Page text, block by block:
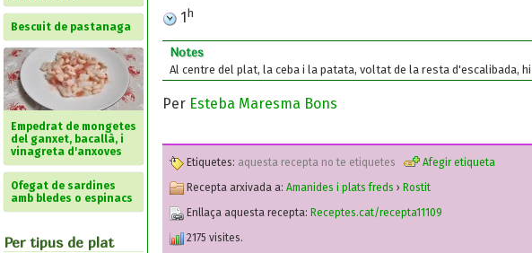
Bescuit de pastanaga
Empedrat de mongetes
del ganxet, bacallà, i
vinagreta d'anxoves
Ofegat de sardines
amb bledes o espinacs
Per tipus de plat
1 h
Notes
Al centre del plat, la ceba i la patata, voltat de la resta d'escalibada,
Per Esteba Maresma Bons
Etiquetes: aquesta recepta no te etiquetes
Afegir etiqueta
Recepta arxivada a: Amanides i plats freds › Rostit
Enllaça aquesta recepta: Receptes.cat/recepta11109
2175 visites.